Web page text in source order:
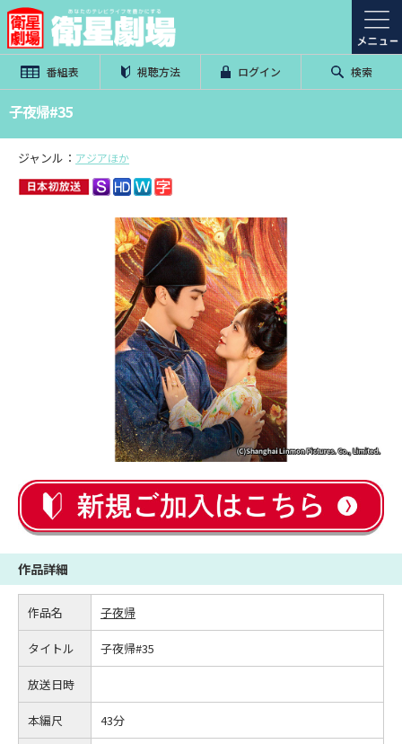
番組表 視聴方法 ログイン 検索
子夜帰#35
ジャンル： アジアほか
作品詳細
作品名 子夜帰
タイトル 子夜帰#35
放送日時
本編尺 43分